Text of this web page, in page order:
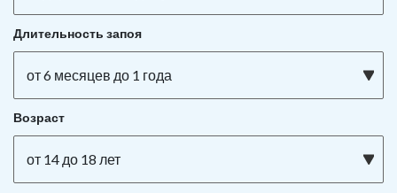
Длительность запоя
от 6 месяцев до 1 года
Возраст
от 14 до 18 лет